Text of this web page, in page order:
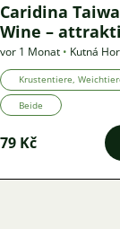
Caridina
Wine –
vor 1 Monat • Kutná
Krustentiere,
Beide
79 Kč